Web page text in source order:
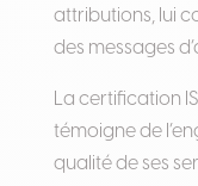
attributions, lui
des messages
La certification
témoigne de
qualité de ses